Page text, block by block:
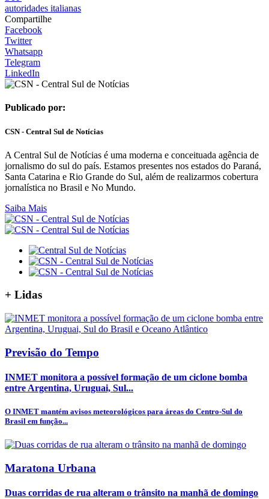
autoridades italianas
Compartilhe
Facebook
Twitter
Whatsapp
Telegram
LinkedIn
Publicado por:
CSN - Central Sul de Notícias
A Central Sul de Notícias é uma moderna e conceituada agência de
jornalismo do sul do país. Estamos presentes nos estados do Paraná,
Santa Catarina e Rio Grande do Sul, além de realizarmos cobertura
jornalística no Brasil e No Mundo.
Saiba Mais
+ Lidas
Previsão do Tempo
INMET monitora a possível formação de um ciclone bomba
entre Argentina, Uruguai, Sul...
O INMET mantém avisos meteorológicos para áreas do Centro-Sul do
Brasil em função...
Maratona Urbana
Duas corridas de rua alteram o trânsito na manhã de domingo